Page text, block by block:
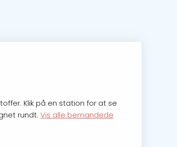
Klik på en station for at se
rundt. Vis alle bemandede